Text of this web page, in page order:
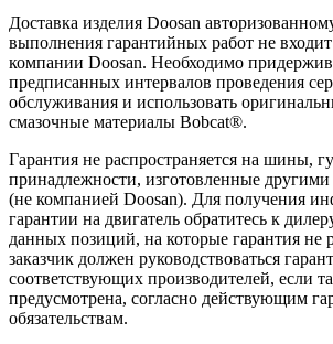
Доставка изделия Doosan
выполнения гарантийных работ не входит
компании Doosan. Необходимо
предписанных интервалов проведения
обслуживания и использовать
смазочные материалы Bobcat®.
Гарантия не распространяется на шины,
принадлежности, изготовленные
(не компанией Doosan). Для получения
гарантии на двигатель обратитесь к
данных позиций, на которые гарантия не
заказчик должен руководствоваться
соответствующих производителей, если
предусмотрена, согласно действующим
обязательствам.